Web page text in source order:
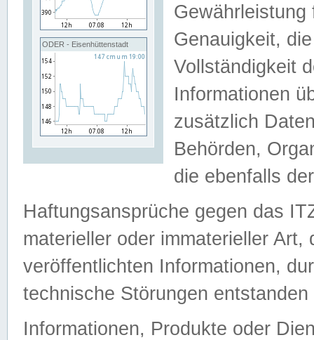
ODER - Eisenhüttenstadt
Genauigkeit,
Vollständigkeit
Informationen
zusätzlich
Behörden,
die ebenfalls
Haftungsansprüche gegen das
materieller oder immaterieller
veröffentlichten Informationen,
technische Störungen
Informationen, Produkte oder